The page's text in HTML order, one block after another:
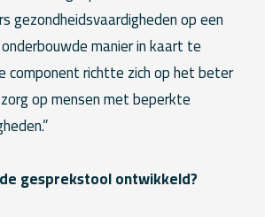
gezondheidsvaardigheden op een
manier in kaart te
component richtte zich op het beter
op mensen met beperkte
gesprekstool ontwikkeld?